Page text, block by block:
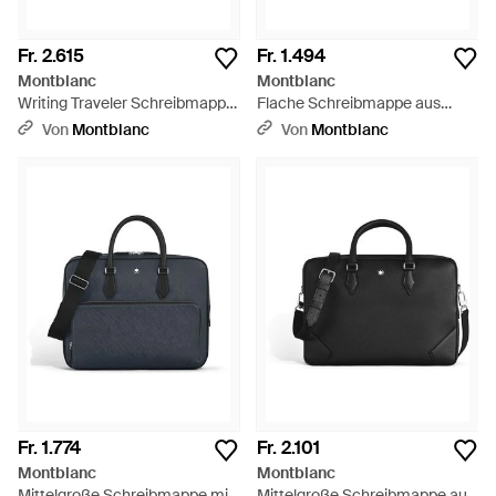
Fr. 2.615
Montblanc
Writing Traveler Schreibmappe
- Schwarz
Von Montblanc
Fr. 1.494
Montblanc
Flache Schreibmappe aus
Sartorial Leder - Schwarz
Von Montblanc
Fr. 1.774
Montblanc
Fr. 2.101
Montblanc